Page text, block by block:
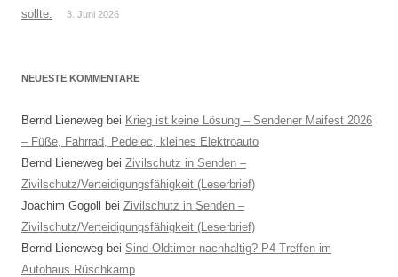
sollte.
3. Juni 2026
NEUESTE KOMMENTARE
Bernd Lieneweg bei Krieg ist keine Lösung – Sendener Maifest 2026
– Füße, Fahrrad, Pedelec, kleines Elektroauto
Bernd Lieneweg bei Zivilschutz in Senden –
Zivilschutz/Verteidigungsfähigkeit (Leserbrief)
Joachim Gogoll
bei Zivilschutz in Senden –
Zivilschutz/Verteidigungsfähigkeit (Leserbrief)
Bernd Lieneweg bei Sind Oldtimer nachhaltig? P4-Treffen im
Autohaus Rüschkamp